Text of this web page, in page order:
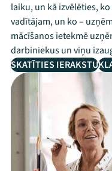
laiku, un kā izvēlēties,
vadītājam, un ko –
mācīšanos ietekmē
darbiniekus un viņu
SKATĪTIES IERAKSTU